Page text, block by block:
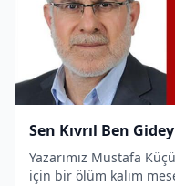
Sen Kıvrıl Ben
Yazarımız Mustafa
için bir ölüm kalım